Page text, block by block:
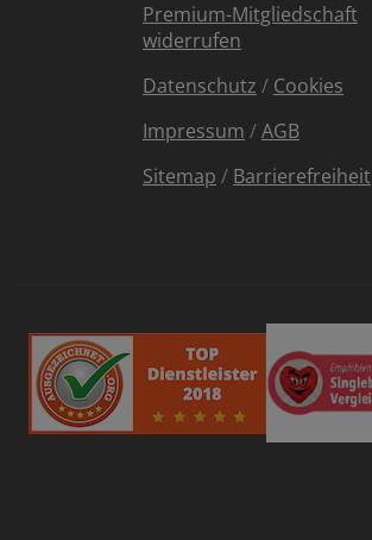
Premium-Mitgliedschaft
widerrufen
Datenschutz / Cookies
Impressum /AGB
Sitemap / Barrierefreiheit